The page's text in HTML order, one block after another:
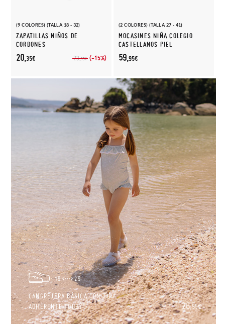
(9 COLORES) (TALLA 18 - 32)
ZAPATILLAS NIÑOS DE
CORDONES
23,95€ (-15%)
20,35€
(2 COLORES) (TALLA 27 - 41)
MOCASINES NIÑA COLEGIO
CASTELLANOS PIEL
59,95€
19 29
CANGREJERA BÁSICA CON TIRA
ADHERENTE TOBBY
26,95€